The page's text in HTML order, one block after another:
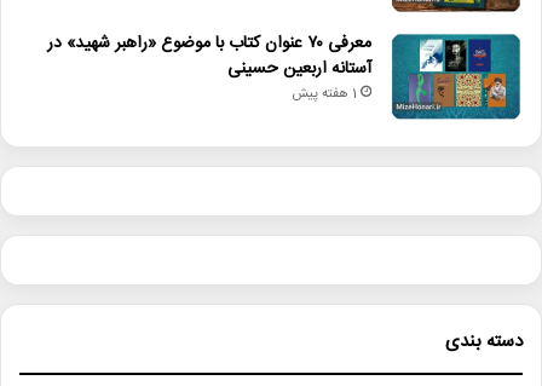
معرفی ۷۰ عنوان کتاب با موضوع «راهبر شهید» در
آستانه اربعین حسینی
1 هفته پیش
دسته بندی